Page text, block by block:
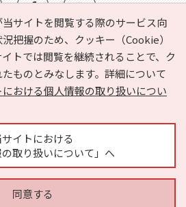
サイトを閲覧する際のサービス向
把握のため、クッキー（Cookie）
トでは閲覧を継続されることで、ク
ものとみなします。詳細について
における個人情報の取り扱いについ
サイトにおける
の取り扱いについて」へ
同意する
とは？ お気に入り
ヘルプ
取り扱いについて
運営会社
広告掲載に関するお問い合わせ